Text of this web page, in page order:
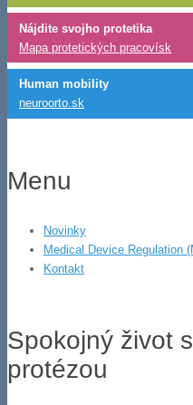
Nájdite svojho protetika
Mapa protetických pracovísk
Human mobility
neuroorto.sk
Menu
Novinky
Medical Device Regulation
Kontakt
Spokojný život s
protézou